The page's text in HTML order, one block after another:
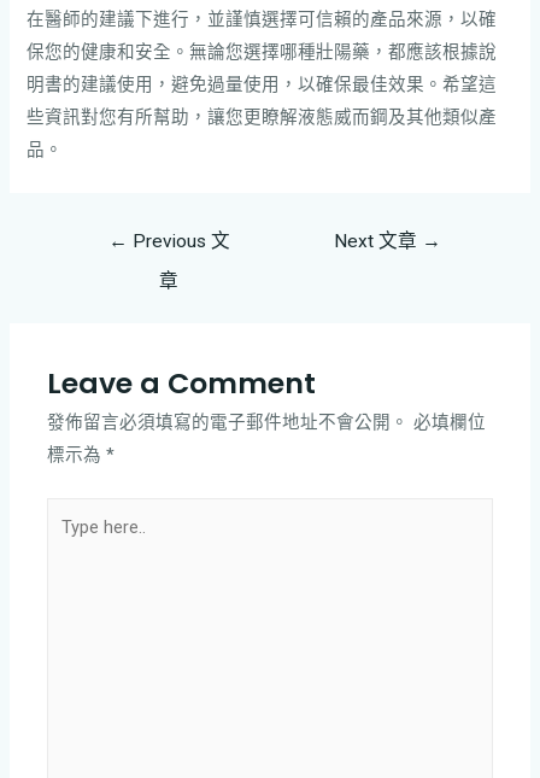
在醫師的建議下進行，並謹慎選擇可信賴的產品來源，以確
保您的健康和安全。無論您選擇哪種壯陽藥，都應該根據說
明書的建議使用，避免過量使用，以確保最佳效果。希望這
些資訊對您有所幫助，讓您更瞭解液態威而鋼及其他類似產
品。
← Previous 文
章
Next 文章 →
Leave a Comment
發佈留言必須填寫的電子郵件地址不會公開。 必填欄位
標示為*